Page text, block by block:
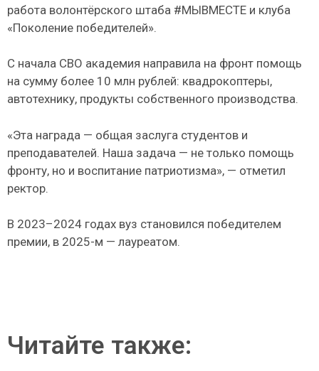
работа волонтёрского штаба #МЫВМЕСТЕ и клуба
«Поколение победителей».
С начала СВО академия направила на фронт помощь
на сумму более 10 млн рублей: квадрокоптеры,
автотехнику, продукты собственного производства.
«Эта награда — общая заслуга студентов и
преподавателей. Наша задача — не только помощь
фронту, но и воспитание патриотизма», — отметил
ректор.
В 2023–2024 годах вуз становился победителем
премии, в 2025-м — лауреатом.
Читайте также: